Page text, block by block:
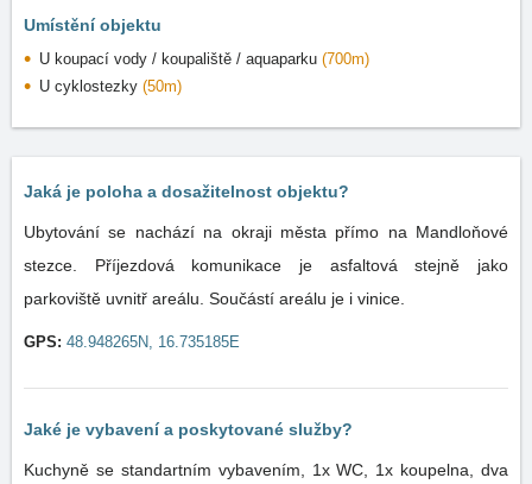
Umístění objektu
U koupací vody / koupaliště / aquaparku (700m)
U cyklostezky (50m)
Jaká je poloha a dosažitelnost objektu?
Ubytování se nachází na okraji města přímo na Mandloňové
stezce. Příjezdová komunikace je asfaltová stejně jako
parkoviště uvnitř areálu. Součástí areálu je i vinice.
GPS: 48.948265N, 16.735185E
Jaké je vybavení a poskytované služby?
Kuchyně se standartním vybavením, 1x WC, 1x koupelna, dva